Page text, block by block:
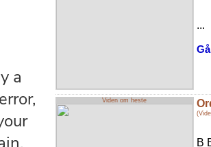
...
Viden om heste
B